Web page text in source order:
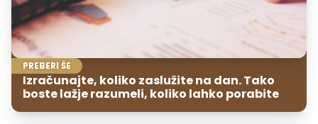
PREBERI ŠE
Izračunajte, koliko zaslužite na dan. Tako
boste lažje razumeli, koliko lahko porabite